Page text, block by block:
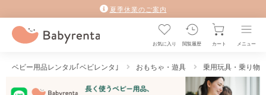
夏季休業のご案内
お気に入り 閲覧履歴 カート メニュー
ベビー用品レンタル｢ベビレンタ｣ おもちゃ・遊具 乗用玩具・乗り物